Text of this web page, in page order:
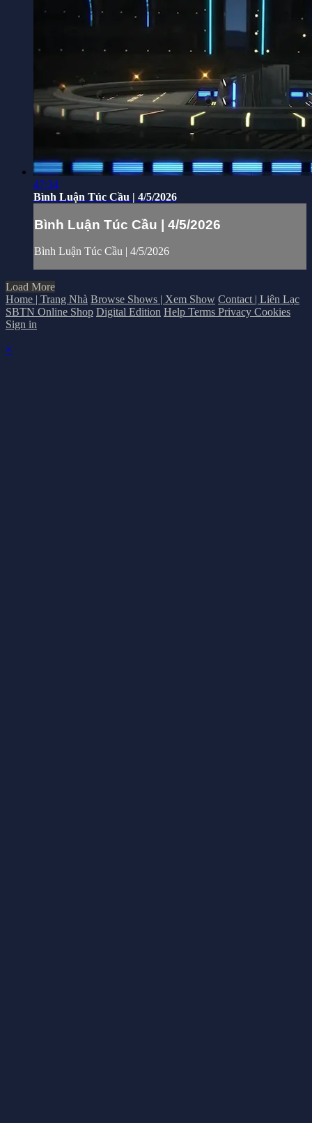
47:34
Bình Luận Túc Cầu | 4/5/2026
Bình Luận Túc Cầu | 4/5/2026
Bình Luận Túc Cầu | 4/5/2026
Load More
Home | Trang Nhà Browse Shows | Xem Show Contact | Liên Lạc
SBTN Online Shop Digital Edition Help Terms Privacy Cookies
Sign in
×